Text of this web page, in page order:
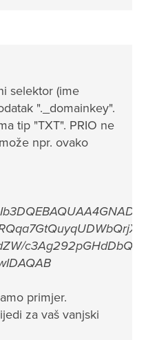
selektor (ime
"._domainkey".
tip "TXT". PRIO ne
npr. ovako
primjer.
za vaš vanjski